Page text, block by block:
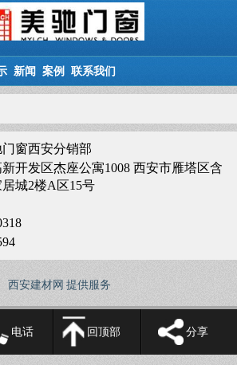
新闻 案例 联系我们
窗西安分销部
开发区杰座公寓1008 西安市雁塔区含
城2楼A区15号
西安建材网 提供服务
电话 回顶部 分享